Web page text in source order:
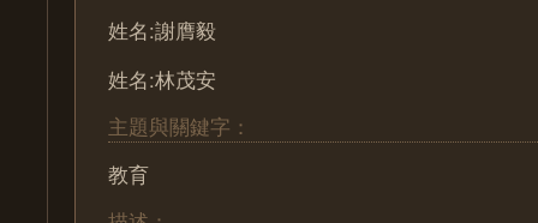
姓名:謝膺毅
姓名:林茂安
主題與關鍵字：
教育